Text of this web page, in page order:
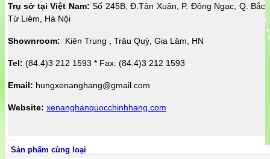
Trụ sở tại Việt Nam: Số 245B, Đ.Tân Xuân, P. Đông Ngạc, Q. Bắc
Từ Liêm, Hà Nội
Shownroom: Kiên Trung , Trâu Quỳ, Gia Lâm, HN
Tel: (84.4)3 212 1593 * Fax: (84.4)3 212 1593
Email: hungxenanghang@gmail.com
Website: xenanghanquocchinhhang.com
Sản phẩm cùng loại